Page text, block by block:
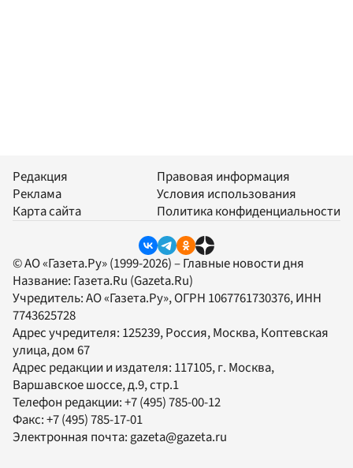
Редакция
Реклама
Карта сайта
Правовая информация
Условия использования
Политика конфиденциальности
© АО «Газета.Ру» (1999-2026) – Главные новости дня
Название: Газета.Ru (Gazeta.Ru)
Учредитель:АО «Газета.Ру», ОГРН 1067761730376, ИНН
7743625728
Адрес учредителя: 125239, Россия, Москва, Коптевская
улица, дом 67
Адрес редакции и издателя: 117105, г. Москва,
Варшавское шоссе, д.9, стр.1
Телефон редакции:+7 (495) 785-00-12
Факс:+7 (495) 785-17-01
Электронная почта:gazeta@gazeta.ru